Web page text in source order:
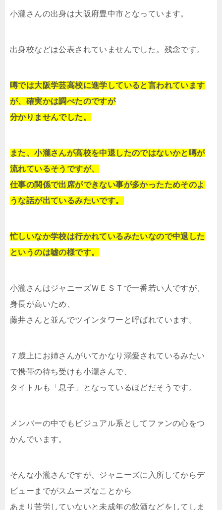
小瀧さんの出身は大阪府豊中市となっています。
出身校などは公表されていませんでした。残念です。
噂では大阪学芸高校に進学していると言われています
が、確実かは調べたのですが
分かりませんでした。
また、小瀧さんが高校を中退したのではないかと噂が
流れているそうですが、
仕事の関係で出席ができない事が多かったためそのよ
うな話が出ているみたいです。
忙しいなか学校は行かれているみたいなので中退した
というのは嘘の様です。
小瀧さんはジャニーズＷＥＳＴで一番若い人ですが、
身長が高いため、
藤井さんと並んでツインタワーと呼ばれています。
７歳上にお姉さんがいてかなり溺愛されているみたい
で携帯の待ち受けも小瀧さんで、
タイトルも「息子」となっているほどだそうです。
メンバーの中でもビジュアル系としてファンの心をつ
かんでいます。
そんな小瀧さんですが、ジャニーズに入所してからデ
ビューまでがスムーズなことから
あまり苦労していないと未成年の飲酒などをしてしま